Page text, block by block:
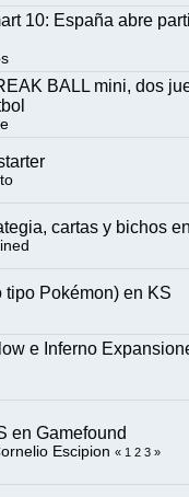
10: España abre
BALL mini, dos
cartas y bichos
Pokémon) en KS
e Inferno
en Gamefound
Escipion « 1 2 3 »